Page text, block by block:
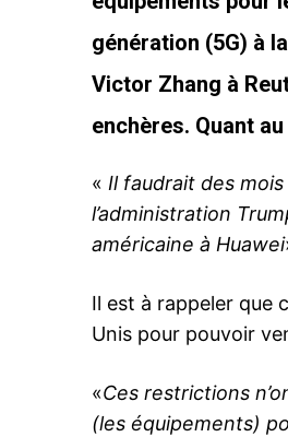
génération (5G) à
Victor Zhang à
enchères. Quant
« Il faudrait des
l’administration
américaine à Huawei
Il est à rappeler que
Unis pour pouvoir
«Ces restrictions
(les équipements)